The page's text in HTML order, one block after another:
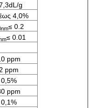
g
4,0%
≤ 0.2
≤ 0.01
ppm
ppm
ppm